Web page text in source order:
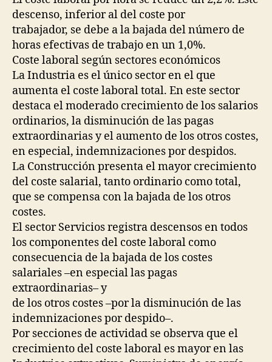
descenso, inferior al del coste por
trabajador, se debe a la bajada del número de
horas efectivas de trabajo en un 1,0%.
Coste laboral según sectores económicos
La Industria es el único sector en el que
aumenta el coste laboral total. En este sector
destaca el moderado crecimiento de los salarios
ordinarios, la disminución de las pagas
extraordinarias y el aumento de los otros costes,
en especial, indemnizaciones por despidos.
La Construcción presenta el mayor crecimiento
del coste salarial, tanto ordinario como total,
que se compensa con la bajada de los otros
costes.
El sector Servicios registra descensos en todos
los componentes del coste laboral como
consecuencia de la bajada de los costes
salariales –en especial las pagas
extraordinarias– y
de los otros costes –por la disminución de las
indemnizaciones por despido–.
Por secciones de actividad se observa que el
crecimiento del coste laboral es mayor en las